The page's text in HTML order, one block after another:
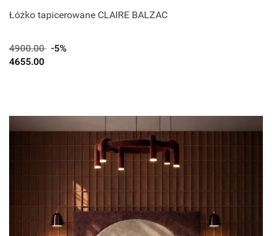
Łóżko tapicerowane CLAIRE BALZAC
4900.00 -5%
4655.00